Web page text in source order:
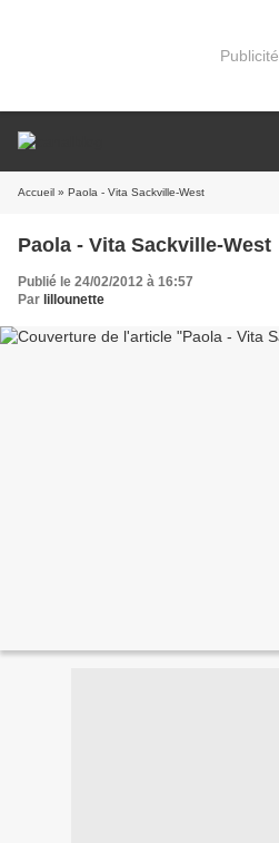
Publicité
Accueil » Paola - Vita Sackville-West
Paola - Vita Sackville-West
Publié le 24/02/2012 à 16:57
Par lillounette